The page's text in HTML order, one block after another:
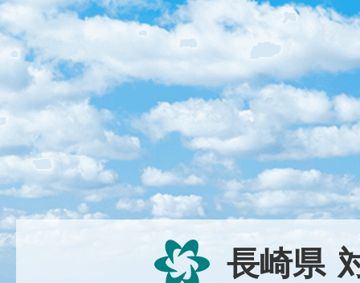
長崎県